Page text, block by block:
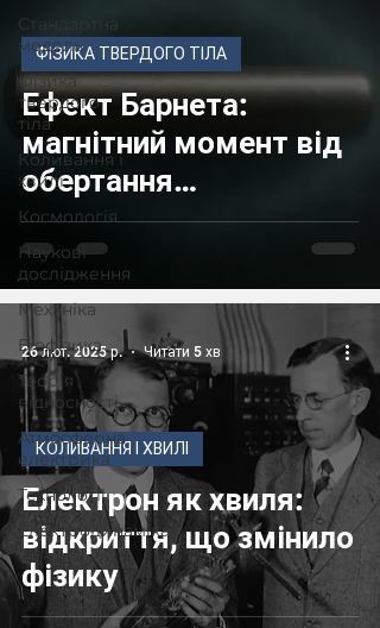
Стандартна
модель
Фізика
твердого
тіла
Коливання і
хвилі
Космологія
Наукові
дослідження
Механіка
Біофізика
Теорія
відносності
Атмосферна
електрика
Технології
Електродинаміка
Ефект Барнета:
магнітний момент від
обертання
феромагнетика
ФІЗИКА ТВЕРДОГО ТІЛА
Електрон як хвиля:
відкриття, що змінило
фізику
КОЛИВАННЯ І ХВИЛІ
26 лют. 2025 р. Читати 5 хв